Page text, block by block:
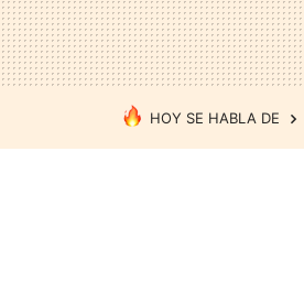
HOY SE HABLA DE